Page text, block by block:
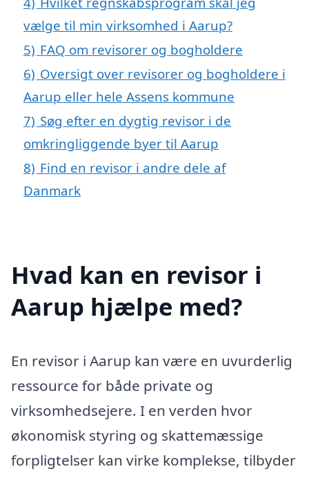
vælge til min virksomhed i Aarup?
5) FAQ om revisorer og bogholdere
6) Oversigt over revisorer og bogholdere i
Aarup eller hele Assens kommune
7) Søg efter en dygtig revisor i de
omkringliggende byer til Aarup
8) Find en revisor i andre dele af
Danmark
Hvad kan en revisor i
Aarup hjælpe med?
En revisor i Aarup kan være en uvurderlig
ressource for både private og
virksomhedsejere. I en verden hvor
økonomisk styring og skattemæssige
forpligtelser kan virke komplekse, tilbyder